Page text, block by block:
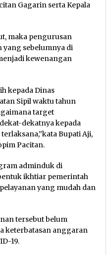
Gagarin serta Kepala
maka pengurusan
sebelumnya di
kewenangan
kepada Dinas
Sipil waktu tahun
target
dekatnya kepada
Bupati Aji,
Pacitan.
adminduk di
ikhtiar pemerintah
yang mudah dan
tersebut belum
keterbatasan anggaran
19.